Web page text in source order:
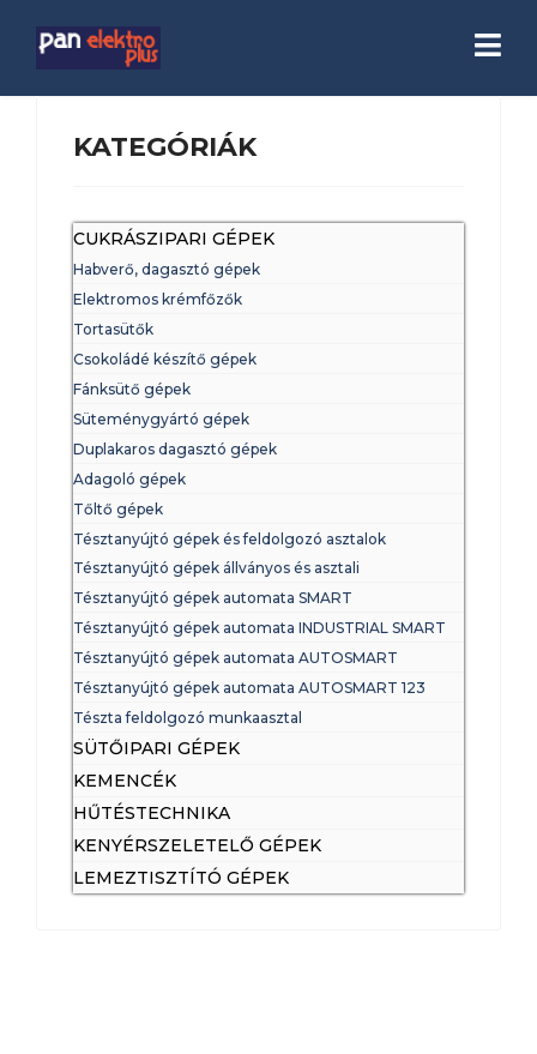
KATEGÓRIÁK
CUKRÁSZIPARI GÉPEK
Habverő, dagasztó gépek
Elektromos krémfőzők
Tortasütők
Csokoládé készítő gépek
Fánksütő gépek
Süteménygyártó gépek
Duplakaros dagasztó gépek
Adagoló gépek
Tőltő gépek
Tésztanyújtó gépek és feldolgozó asztalok
Tésztanyújtó gépek állványos és asztali
Tésztanyújtó gépek automata SMART
Tésztanyújtó gépek automata INDUSTRIAL SMART
Tésztanyújtó gépek automata AUTOSMART
Tésztanyújtó gépek automata AUTOSMART 123
Tészta feldolgozó munkaasztal
SÜTŐIPARI GÉPEK
KEMENCÉK
HŰTÉSTECHNIKA
KENYÉRSZELETELŐ GÉPEK
LEMEZTISZTÍTÓ GÉPEK